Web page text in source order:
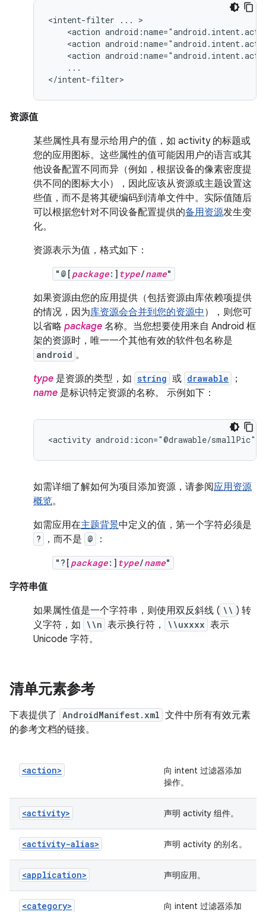
<intent-filter ...
<action
<action
<action
...
</intent-filter>
资源值
某些属性具有显示给用户的值，如 activity 的标题或
您的应用图标。这些属性的值可能因用户的语言或其
他设备配置不同而异（例如，根据设备的像素密度提
供不同的图标大小），因此应该从资源或主题设置这
些值，而不是将其硬编码到清单文件中。实际值随后
可以根据您针对不同设备配置提供的备用资源发生变
化。
资源表示为值，格式如下：
"@[ package:] type/name"
如果资源由您的应用提供（包括资源由库依赖项提供
的情况，因为库资源会合并到您的资源中 ），则您可
以省略 package 名称。当您想要使用来自 Android 框
架的资源时，唯一一个其他有效的软件包名称是
android 。
type 是资源的类型，如 string 或 drawable
；
name 是标识特定资源的名称。 示例如下：
<activity android:icon="@drawable/smallPic"
如需详细了解如何为项目添加资源，请参阅应用资源
概览。
如需应用在主题背景中定义的值，第一个字符必须是
? ，而不是 @ ：
"?[ package:] type/name"
字符串值
如果属性值是一个字符串，则使用双反斜线 ( \\ ) 转
义字符，如 \\n 表示换行符， \\uxxxx 表示
Unicode 字符。
清单元素参考
下表提供了 AndroidManifest.xml 文件中所有有效元素
的参考文档的链接。
<action>
向 intent 过滤器添加
操作。
<activity> 声明 activity 组件。
<activity-alias> 声明 activity 的别名。
<application> 声明应用。
<category>
向 intent 过滤器添加